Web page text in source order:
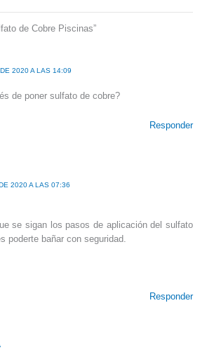
de Cobre Piscinas”
2020 A LAS 14:09
de poner sulfato de cobre?
Responder
2020 A LAS 07:36
se sigan los pasos de aplicación del sulfato
poderte bañar con seguridad.
Responder